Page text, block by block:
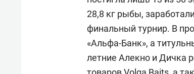
28,8 кг рыбы,
финальный турнир. В
«Альфа-Банк», а
летние Алекно и Дичка